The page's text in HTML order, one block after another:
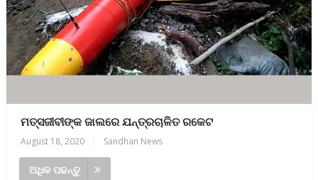
ମତ୍ସଜୀବୀଙ୍କ ଜାଲରେ ଯନ୍ତ୍ରଚାଳିତ ରକେଟ
August 18, 2020 Sandhan News
ଅଧିକ ପଢନ୍ତୁ